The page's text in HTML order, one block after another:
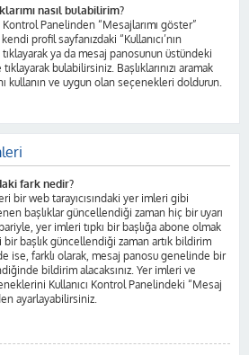
nasıl bulabilirim?
Kontrol Panelinden “Mesajlarımı göster”
profil sayfanızdaki “Kullanıcı’nın
tıklayarak ya da mesaj panosunun üstündeki
bulabilirsiniz. Başlıklarınızı aramak
kullanın ve uygun olan seçenekleri doldurun.
fark nedir?
bir web tarayıcısındaki yer imleri gibi
başlıklar güncellendiği zaman hiç bir uyarı
yer imleri tıpkı bir başlığa abone olmak
bir başlık güncellendiği zaman artık bildirim
ise, farklı olarak, mesaj panosu genelinde bir
bildirim alacaksınız. Yer imleri ve
Kullanıcı Kontrol Panelindeki “Mesaj
ayarlayabilirsiniz.